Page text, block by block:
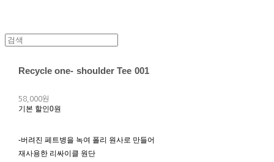
Recycle one- shoulder Tee 001
58,000원
기본 할인0원
-버려진 페트병을 녹여 폴리 원사로 만들어
재사용한 리싸이클 원단